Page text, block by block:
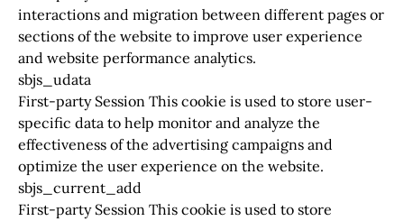
interactions and migration between different pages or
sections of the website to improve user experience
and website performance analytics.
sbjs_udata
First-party Session This cookie is used to store user-
specific data to help monitor and analyze the
effectiveness of the advertising campaigns and
optimize the user experience on the website.
sbjs_current_add
First-party Session This cookie is used to store